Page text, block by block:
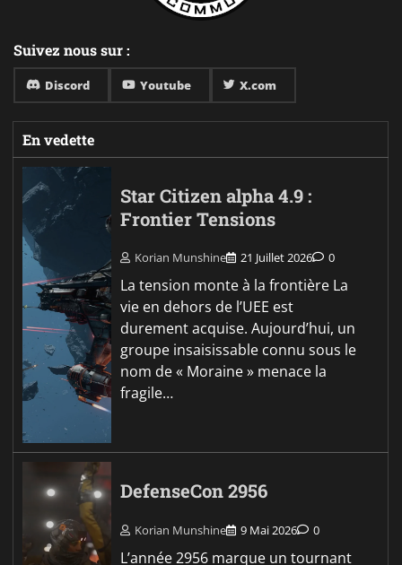
Suivez nous sur :
Discord Youtube X.com
En vedette
Star Citizen alpha 4.9 :
Frontier Tensions
Korian Munshine 21 Juillet 2026 0
La tension monte à la frontière La
vie en dehors de l’UEE est
durement acquise. Aujourd’hui, un
groupe insaisissable connu sous le
nom de « Moraine » menace la
fragile…
DefenseCon 2956
Korian Munshine 9 Mai 2026 0
L’année 2956 marque un tournant